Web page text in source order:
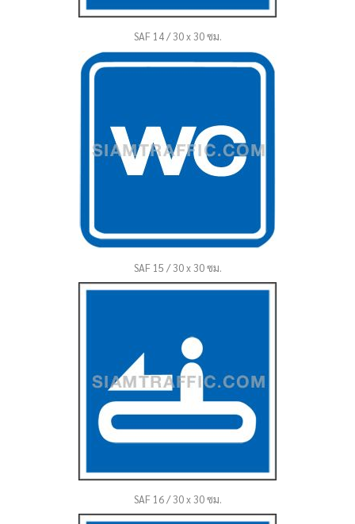
SAF 14 / 30 x 30 ซม.
SAF 15 / 30 x 30 ซม.
SAF 16 / 30 x 30 ซม.